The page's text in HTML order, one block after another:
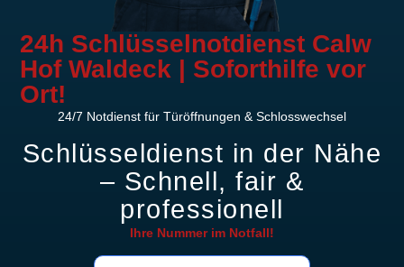
24h Schlüsselnotdienst Calw
Hof Waldeck | Soforthilfe vor
Ort!
24/7 Notdienst für Türöffnungen & Schlosswechsel
Schlüsseldienst in der Nähe
– Schnell, fair &
professionell
Ihre Nummer im Notfall!